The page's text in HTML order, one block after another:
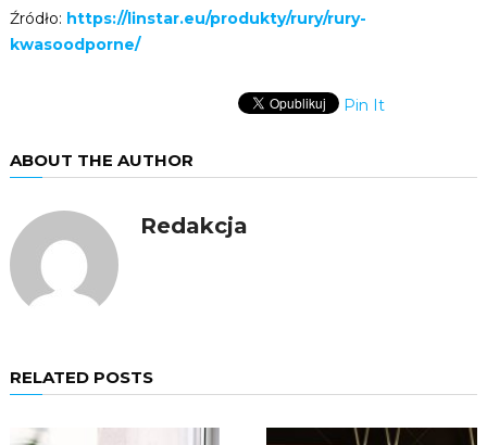
Źródło: https://linstar.eu/produkty/rury/rury-
kwasoodporne/
Pin It
ABOUT THE AUTHOR
Redakcja
RELATED POSTS